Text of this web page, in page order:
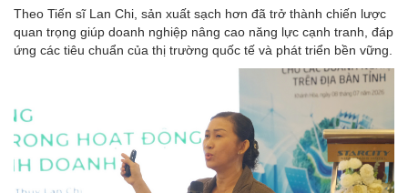
Theo Tiến sĩ Lan Chi, sản xuất sạch hơn đã trở thành chiến lược
quan trọng giúp doanh nghiệp nâng cao năng lực cạnh tranh, đáp
ứng các tiêu chuẩn của thị trường quốc tế và phát triển bền vững.